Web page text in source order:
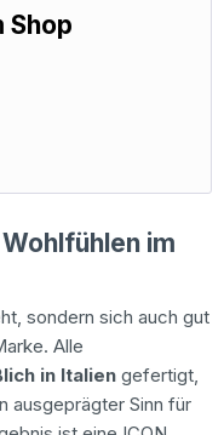
Shop
im
sondern sich auch gut
Alle
in Italien gefertigt,
ausgeprägter Sinn für